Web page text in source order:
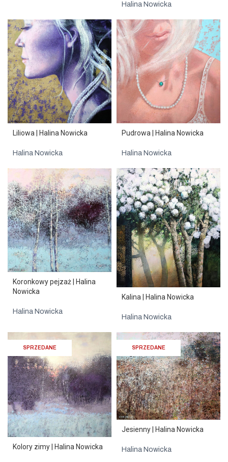
Halina Nowicka
Liliowa | Halina Nowicka
Halina Nowicka
Pudrowa | Halina Nowicka
Halina Nowicka
Koronkowy pejzaż | Halina
Nowicka
Halina Nowicka
Kalina | Halina Nowicka
Halina Nowicka
SPRZEDANE
Kolory zimy | Halina Nowicka
SPRZEDANE
Jesienny | Halina Nowicka
Halina Nowicka